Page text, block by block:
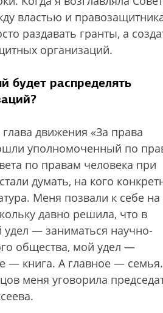
властью и
раздавать гранты, а
организаций.
будет распределять
движения «За права
уполномоченный по
по правам человека при
думать, на кого
Меня позвали к себе на
давно решила, что в
удел — заниматься научно-
общества, мой удел —
— книга. А главное —
меня уговорила